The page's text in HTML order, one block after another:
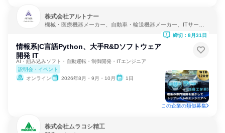
株式会社アルトナー
機械・医療機器メーカー、自動車・輸送機器メーカー、ITサービ
情報系|C言語Python、大手R&Dソフトウェア
開発 IT
AI・組み込みソフト・自動運転・制御開発・ITエンジニア
説明会・イベント
オンライン
2026年8月・9月・10月 1日
締切：8月31日
この企業の類似募集
株式会社ムラコシ精工